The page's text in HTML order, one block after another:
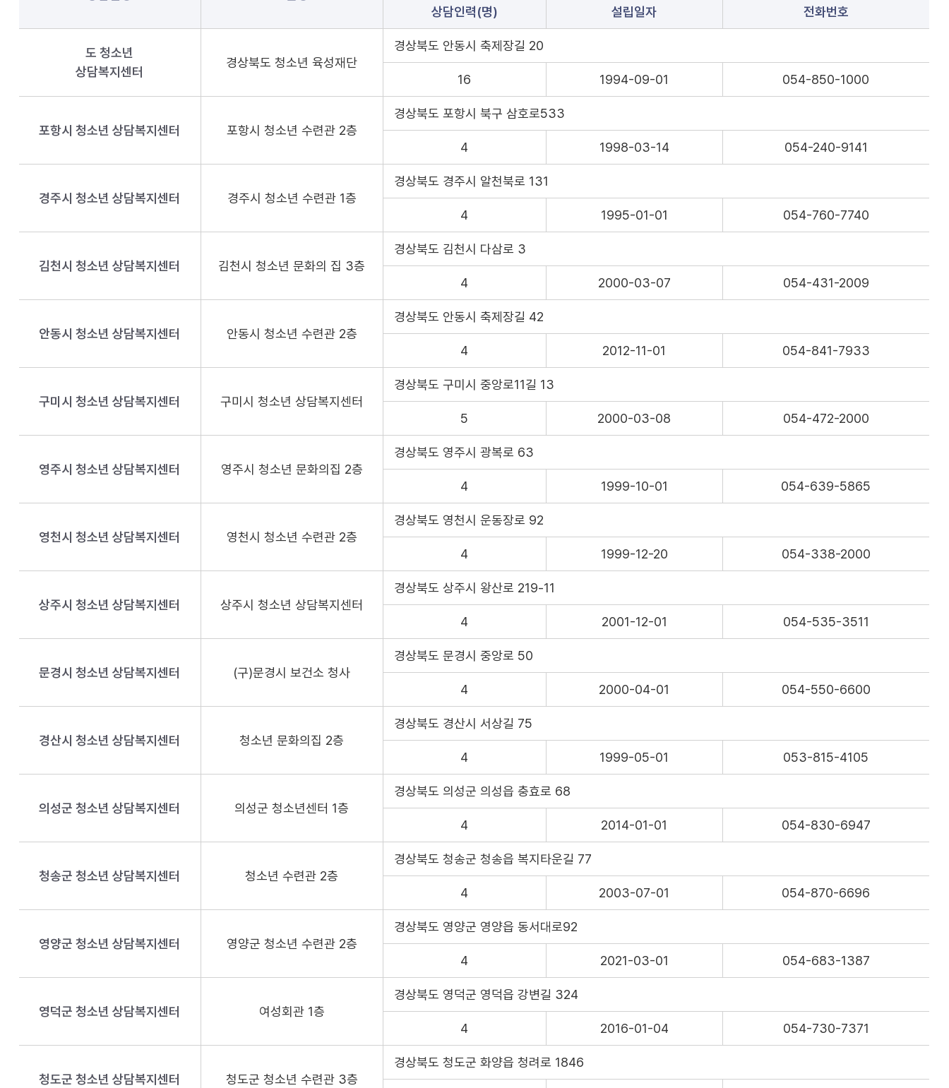
상담인력(명)
설립일자 전화번호
도 청소년
상담복지센터
경상북도 청소년 육성재단
경상북도 안동시 축제장길 20
16 1994-09-01 054-850-1000
포항시 청소년 상담복지센터 포항시 청소년 수련관 2층
경상북도 포항시 북구 삼호로533
4 1998-03-14 054-240-9141
경주시 청소년 상담복지센터 경주시 청소년 수련관 1층
경상북도 경주시 알천북로 131
4 1995-01-01 054-760-7740
김천시 청소년 상담복지센터 김천시 청소년 문화의 집 3층
경상북도 김천시 다삼로 3
4 2000-03-07 054-431-2009
안동시 청소년 상담복지센터 안동시 청소년 수련관 2층
경상북도 안동시 축제장길 42
4 2012-11-01 054-841-7933
구미시 청소년 상담복지센터 구미시 청소년 상담복지센터
경상북도 구미시 중앙로11길 13
5 2000-03-08 054-472-2000
영주시 청소년 상담복지센터 영주시 청소년 문화의집 2층
경상북도 영주시 광복로 63
4 1999-10-01 054-639-5865
영천시 청소년 상담복지센터 영천시 청소년 수련관 2층
경상북도 영천시 운동장로 92
4 1999-12-20 054-338-2000
상주시 청소년 상담복지센터 상주시 청소년 상담복지센터
경상북도 상주시 왕산로 219-11
4 2001-12-01 054-535-3511
문경시 청소년 상담복지센터 (구)문경시 보건소 청사
경상북도 문경시 중앙로 50
4 2000-04-01 054-550-6600
경산시 청소년 상담복지센터 청소년 문화의집 2층
경상북도 경산시 서상길 75
4 1999-05-01 053-815-4105
의성군 청소년 상담복지센터 의성군 청소년센터 1층
경상북도 의성군 의성읍 충효로 68
4 2014-01-01 054-830-6947
청송군 청소년 상담복지센터 청소년 수련관 2층
경상북도 청송군 청송읍 복지타운길 77
4 2003-07-01 054-870-6696
영양군 청소년 상담복지센터 영양군 청소년 수련관 2층
경상북도 영양군 영양읍 동서대로92
4 2021-03-01 054-683-1387
영덕군 청소년 상담복지센터 여성회관 1층
경상북도 영덕군 영덕읍 강변길 324
4 2016-01-04 054-730-7371
청도군 청소년 상담복지센터 청도군 청소년 수련관 3층
경상북도 청도군 화양읍 청려로 1846